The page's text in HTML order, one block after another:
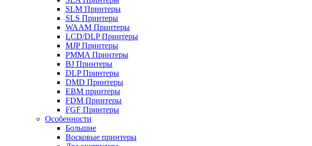
SLM Принтеры
SLS Принтеры
WAAM Принтеры
LCD/DLP Принтеры
MJP Принтеры
PMMA Принтеры
BJ Принтеры
DLP Принтеры
DMD Принтеры
EBM принтеры
FDM Принтеры
FGF Принтеры
Особенности
Большие
Восковые принтеры